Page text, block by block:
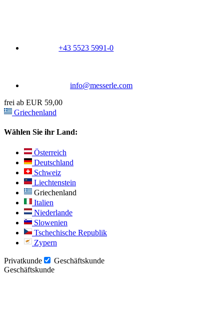
+43 5523 5991-0
info@messerle.com
frei ab EUR 59,00
Griechenland
Wählen Sie ihr Land:
Österreich
Deutschland
Schweiz
Liechtenstein
Griechenland
Italien
Niederlande
Slowenien
Tschechische Republik
Zypern
Privatkunde
Geschäftskunde
Geschäftskunde